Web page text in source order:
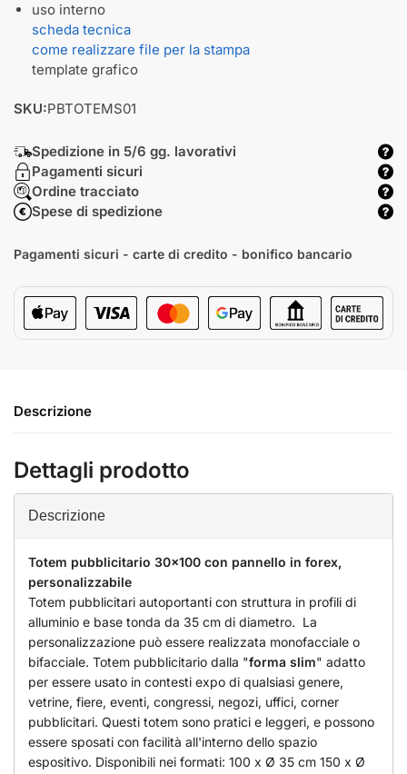
uso interno
scheda tecnica
come realizzare file per la stampa
template grafico
SKU:PBTOTEMS01
Spedizione in 5/6 gg. lavorativi
Pagamenti sicuri
Ordine tracciato
Spese di spedizione
Pagamenti sicuri - carte di credito - bonifico bancario
Descrizione
Dettagli prodotto
Descrizione
Totem pubblicitario 30x100 con pannello in forex,
personalizzabile
Totem pubblicitari autoportanti con struttura in profili di
alluminio e base tonda da 35 cm di diametro. La
personalizzazione può essere realizzata monofacciale o
bifacciale. Totem pubblicitario dalla "forma slim" adatto
per essere usato in contesti expo di qualsiasi genere,
vetrine, fiere, eventi, congressi, negozi, uffici, corner
pubblicitari. Questi totem sono pratici e leggeri, e possono
essere sposati con facilità all'interno dello spazio
espositivo. Disponibili nei formati: 100 x Ø 35 cm 150 x Ø